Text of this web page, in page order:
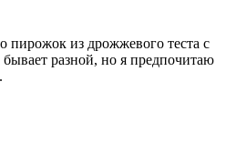
пирожок из дрожжевого теста с
бывает разной, но я предпочитаю